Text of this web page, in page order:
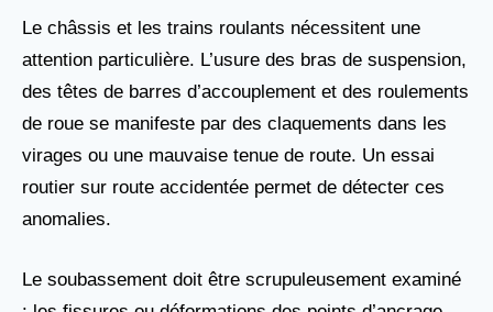
Le châssis et les trains roulants nécessitent une
attention particulière. L’usure des bras de suspension,
des têtes de barres d’accouplement et des roulements
de roue se manifeste par des claquements dans les
virages ou une mauvaise tenue de route. Un essai
routier sur route accidentée permet de détecter ces
anomalies.
Le soubassement doit être scrupuleusement examiné